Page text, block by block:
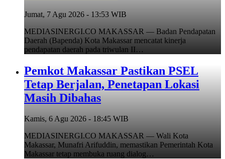
Jumat, 7 Agu 2026 - 13:53 WIB
MEDIASINERGI.CO MAKASSAR — Badan Pendapatan
Daerah (Bapenda) Kota Makassar mencatat kinerja
pendapatan daerah pada triwulan II…
Pemkot Makassar Pastikan PSEL
Tetap Berjalan, Penetapan Lokasi
Masih Dibahas
Kamis, 6 Agu 2026 - 18:45 WIB
MEDIASINERGI.CO MAKASSAR — Wali Kota
Makassar, Munafri Arifuddin, memastikan Pemerintah Kota
Makassar tetap membuka ruang dialog…